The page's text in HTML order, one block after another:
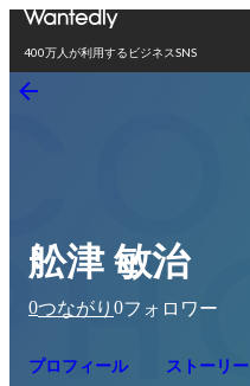
400万人が利用するビジネスSNS
舩津 敏治
0つながり 0フォロワー
プロフィール ストーリー